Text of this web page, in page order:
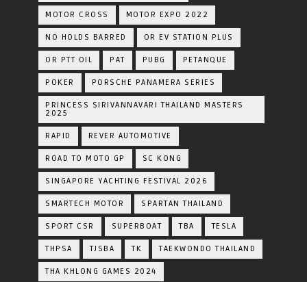
MOTOR CROSS MOTOR EXPO 2022
NO HOLDS BARRED OR EV STATION PLUS
OR PTT OIL PAT PUBG PETANQUE
POKER PORSCHE PANAMERA SERIES
PRINCESS SIRIVANNAVARI THAILAND MASTERS
2025
RAPID REVER AUTOMOTIVE
ROAD TO MOTO GP SC KONG
SINGAPORE YACHTING FESTIVAL 2026
SMARTECH MOTOR SPARTAN THAILAND
SPORT CSR SUPERBOAT TBA TESLA
THPSA TJSBA TK TAEKWONDO THAILAND
THA KHLONG GAMES 2024